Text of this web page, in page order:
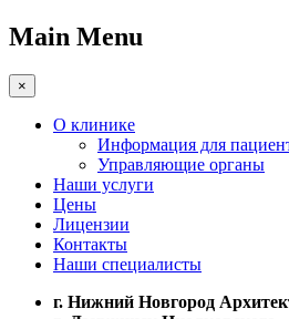
Main Menu
×
О клинике
Информация для
Управляющие органы
Наши услуги
Цены
Лицензии
Контакты
Наши специалисты
г. Нижний Новгород